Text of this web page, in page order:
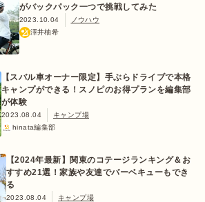
がバックパック一つで挑戦してみた
2023.10.04
ノウハウ
澤井柚希
【スバル車オーナー限定】手ぶらドライブで本格
キャンプができる！スノピのお得プランを編集部
が体験
2023.08.04
キャンプ場
hinata編集部
【2024年最新】関東のコテージランキング＆お
すすめ21選！家族や友達でバーベキューもでき
る
2023.08.04
キャンプ場